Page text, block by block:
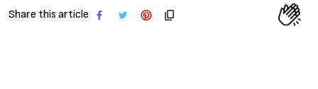
Share this article